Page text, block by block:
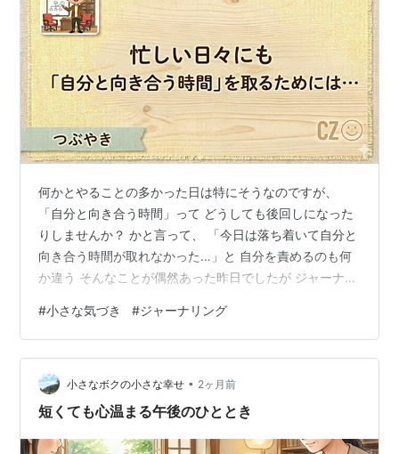
何かとやることの多かった日は特にそうなのですが、
「自分と向き合う時間」って どうしても後回しになった
りしませんか？ かと言って、 「今日は落ち着いて自分と
向き合う時間が取れなかった…」と 自分を責めるのも何
か違う そんなことが偶然あった昨日でしたが ジャーナリ
ったのですが、 翌日に少しでも時間を取る「翌日ジャー
ナリング」でも 感情を整理し、客観的な気づきを与えて
くれました。 いや…実は翌日だからこそ 客観的な気づき
は得られやすかったのかも と思うようになりました。 時
間が多少ずれても気にしない。 時間が多少ずれたからこ
#小さな気づき #ジャーナリング
小さなボクの小さな幸せ • 2ヶ月前
短くても心温まる午後のひととき